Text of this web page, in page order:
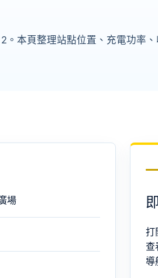
本頁整理站點位置、充電功率、
場
打
查
導